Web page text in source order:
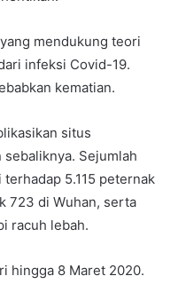
mendukung teori
infeksi Covid-19.
kematian.
situs
Sejumlah
5.115 peternak
723 di Wuhan, serta
racuh lebah.
hingga 8 Maret 2020.